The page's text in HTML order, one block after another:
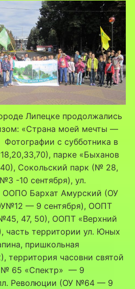
Липецке продолжались
«Страна моей мечты —
с субботника в
парке «Быханов
Сокольский парк (№ 28,
-10 сентября), ул.
ООПО Бархат Амурский (ОУ
— 9 сентября), ООПТ
47, 50), ООПТ «Верхний
часть территории ул. Юных
пришкольная
территория часовни святой
№ 65 «Спектр» — 9
Революции (ОУ №64 — 9